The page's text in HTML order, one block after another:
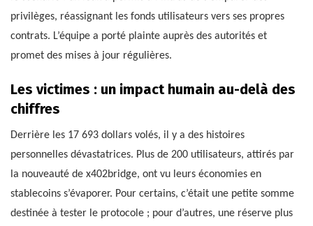
privilèges, réassignant les fonds utilisateurs vers ses propres
contrats. L’équipe a porté plainte auprès des autorités et
promet des mises à jour régulières.
Les victimes : un impact humain au-delà des
chiffres
Derrière les 17 693 dollars volés, il y a des histoires
personnelles dévastatrices. Plus de 200 utilisateurs, attirés par
la nouveauté de x402bridge, ont vu leurs économies en
stablecoins s’évaporer. Pour certains, c’était une petite somme
destinée à tester le protocole ; pour d’autres, une réserve plus